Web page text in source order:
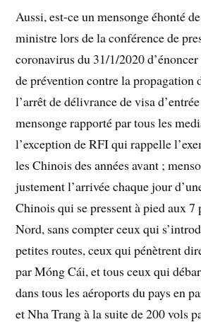
Aussi, est-ce un mensonge éhonté
ministre lors de la conférence de
coronavirus du 31/1/2020
de prévention contre la propagation
l’arrêt de délivrance de visa
mensonge rapporté par tous les
l’exception de RFI qui rappelle
les Chinois des années avant ;
justement l’arrivée chaque jour
Chinois qui se pressent à pied aux 7
Nord, sans compter ceux qui
petites routes, ceux qui pénètrent
par Móng Cái, et tous ceux qui
dans tous les aéroports du pays en
et Nha Trang à la suite de 200 vols